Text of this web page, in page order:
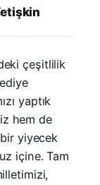
çeşitlilik
yaptık
hem de
yiyecek
içine. Tam